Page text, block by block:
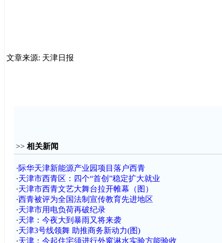
文章来源: 天津日报
>> 相关新闻
·际华天津新能源产业园项目落户西青
·天津市西青区：四个“首创”稳定扩大就业
·天津市西青文艺大舞台拉开帷幕（图）
·西青被评为全国法制宣传教育先进地区
·天津市用电负荷再破纪录
·天津：今夜大到暴雨又将来袭
·天津3号线领舞 助推商务新动力(图)
·天津：今起住宅须进行外窗淋水实验方能验收